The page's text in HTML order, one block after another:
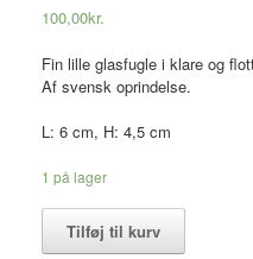
100,00kr.
Fin lille glasfugle i klare og
Af svensk oprindelse.
L: 6 cm, H: 4,5 cm
1 på lager
Glasfugl
Tilføj til kurv